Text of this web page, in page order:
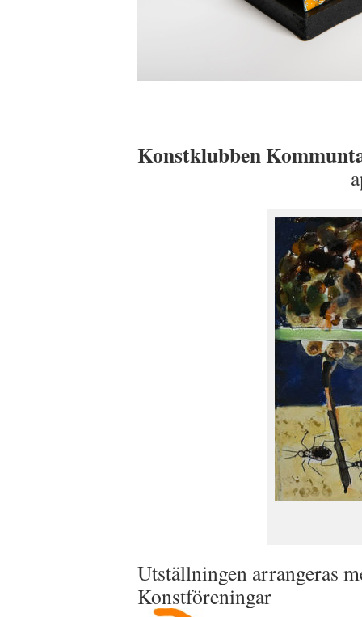
Konstklubben
april
Utställningen arrangeras
Konstföreningar